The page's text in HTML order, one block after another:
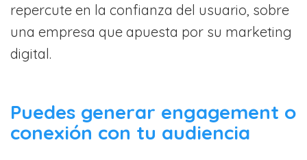
repercute en la confianza del usuario, sobre
una empresa que apuesta por su marketing
digital.
Puedes generar engagement o
conexión con tu audiencia